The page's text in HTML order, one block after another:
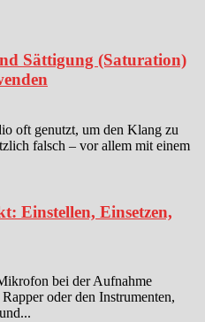
Sättigung (Saturation)
oft genutzt, um den Klang zu
falsch – vor allem mit einem
Einstellen, Einsetzen,
bei der Aufnahme
oder den Instrumenten,